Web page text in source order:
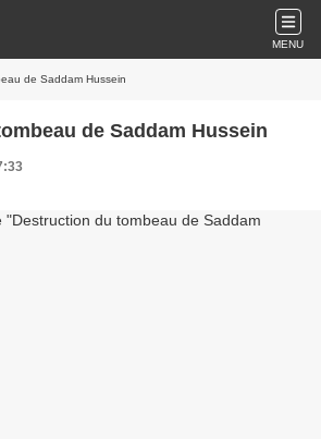
MENU
de Saddam Hussein
de Saddam Hussein